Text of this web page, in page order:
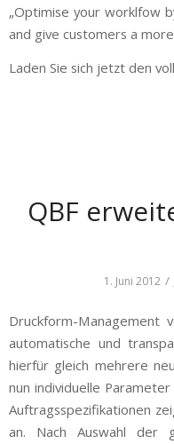
„Optimise your worklfow
and give customers a
Laden Sie sich jetzt den
QBF
1. Juni 2012 /
Druckform-Management
automatische und
hierfür gleich mehrere
nun individuelle
Auftragsspezifikationen
an. Nach Auswahl der